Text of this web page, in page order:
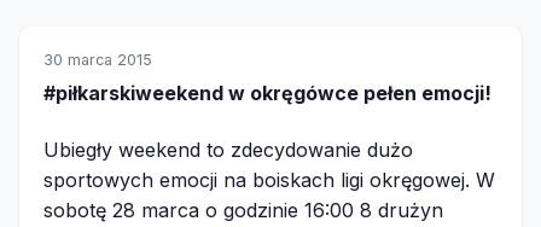
30 marca 2015
#piłkarskiweekend w okręgówce pełen emocji!
Ubiegły weekend to zdecydowanie dużo
sportowych emocji na boiskach ligi okręgowej. W
sobotę 28 marca o godzinie 16:00 8 drużyn